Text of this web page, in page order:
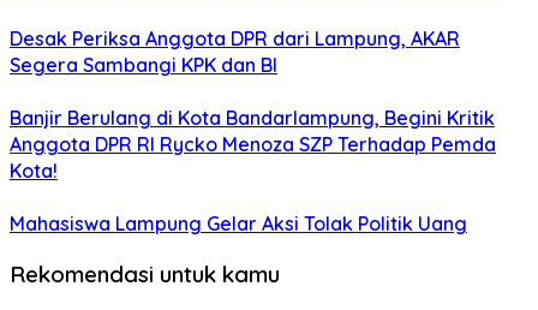
Desak Periksa Anggota DPR dari Lampung, AKAR
Segera Sambangi KPK dan BI
Banjir Berulang di Kota Bandarlampung, Begini Kritik
Anggota DPR RI Rycko Menoza SZP Terhadap Pemda
Kota!
Mahasiswa Lampung Gelar Aksi Tolak Politik Uang
Rekomendasi untuk kamu